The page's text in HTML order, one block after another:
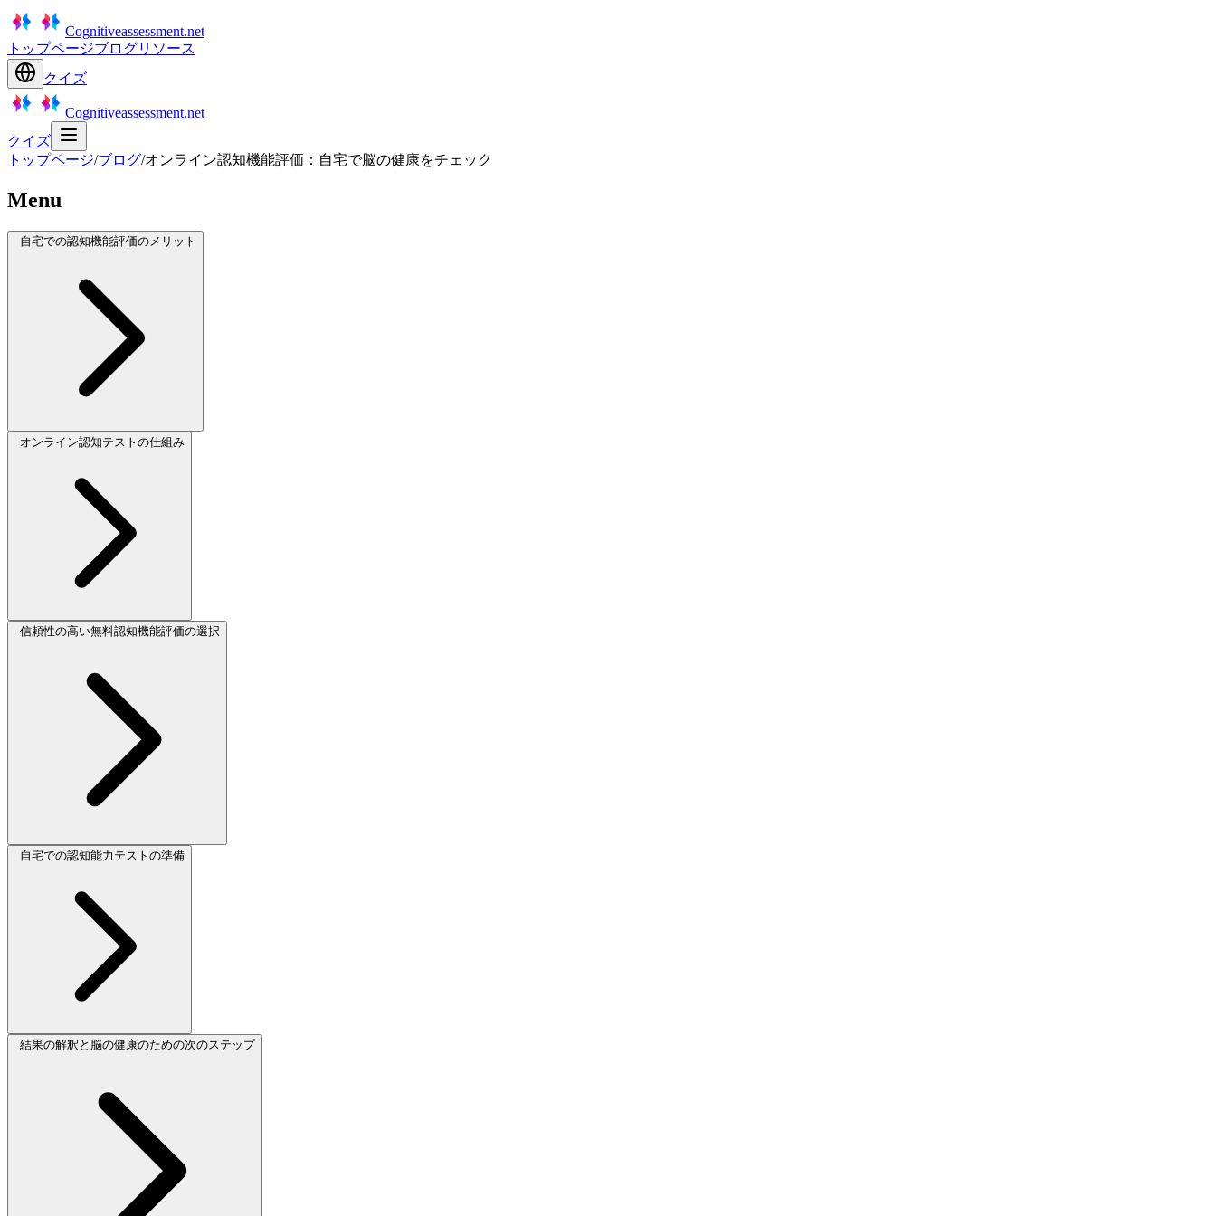
Cognitiveassessment.net
トップページブログリソース
クイズ
Cognitiveassessment.net
クイズ
トップページ/ブログ/オンライン認知機能評価：自宅で脳の健康をチェック
Menu
自宅での認知機能評価のメリット
オンライン認知テストの仕組み
信頼性の高い無料認知機能評価の選択
自宅での認知能力テストの準備
結果の解釈と脳の健康のための次のステップ